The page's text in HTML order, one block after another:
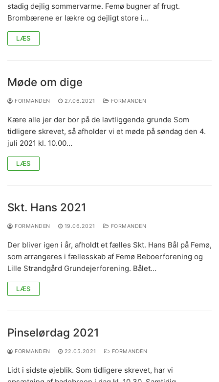
stadig dejlig sommervarme. Femø bugner af frugt.
Brombærene er lækre og dejligt store i…
LÆS
Møde om dige
FORMANDEN 27.06.2021 FORMANDEN
Kære alle jer der bor på de lavtliggende grunde Som
tidligere skrevet, så afholder vi et møde på søndag den 4.
juli 2021 kl. 10.00…
LÆS
Skt. Hans 2021
FORMANDEN 19.06.2021 FORMANDEN
Der bliver igen i år, afholdt et fælles Skt. Hans Bål på Femø,
som arrangeres i fællesskab af Femø Beboerforening og
Lille Strandgård Grundejerforening. Bålet…
LÆS
Pinselørdag 2021
FORMANDEN 22.05.2021 FORMANDEN
Lidt i sidste øjeblik. Som tidligere skrevet, har vi